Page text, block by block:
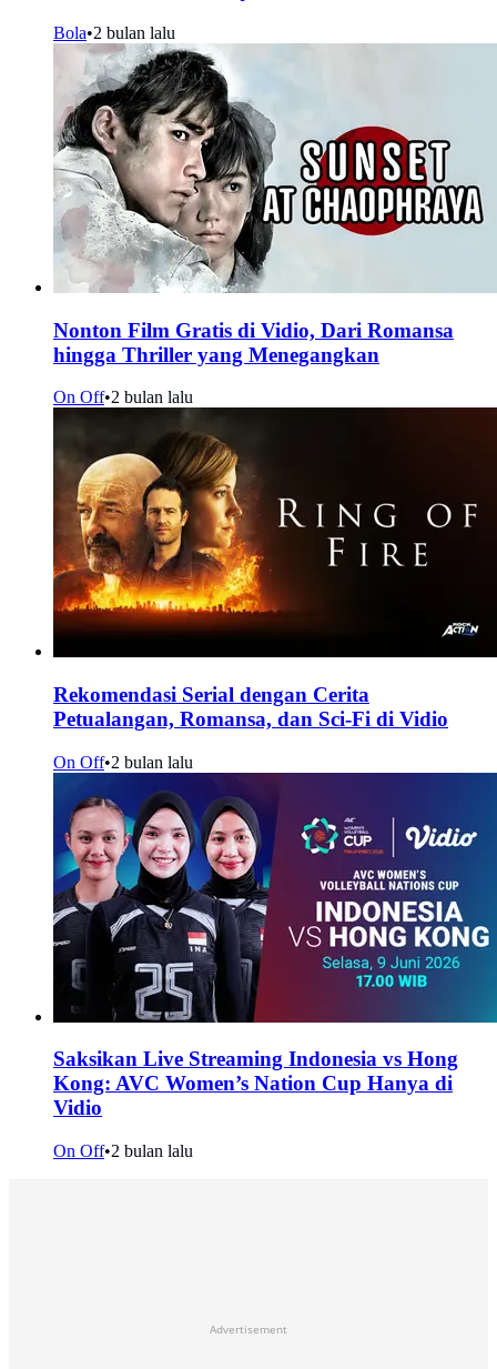
Bola•2 bulan lalu
Nonton Film Gratis di Vidio, Dari Romansa
hingga Thriller yang Menegangkan
On Off•2 bulan lalu
Rekomendasi Serial dengan Cerita
Petualangan, Romansa, dan Sci-Fi di Vidio
On Off•2 bulan lalu
Saksikan Live Streaming Indonesia vs Hong
Kong: AVC Women’s Nation Cup Hanya di
Vidio
On Off•2 bulan lalu
Advertisement